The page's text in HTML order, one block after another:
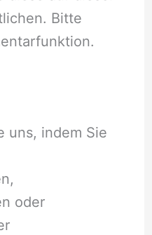
Bitte
uns, indem Sie
oder